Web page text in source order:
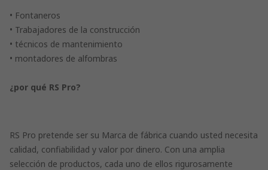
• Fontaneros
• Trabajadores de la construcción
• técnicos de mantenimiento
• montadores de alfombras
¿por qué RS Pro?
RS Pro pretende ser su Marca de fábrica cuando usted necesita
calidad, confiabilidad y valor por dinero. Con una amplia
selección de productos, cada uno de ellos rigurosamente